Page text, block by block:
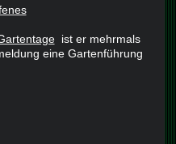
ist er mehrmals
eine Gartenführung